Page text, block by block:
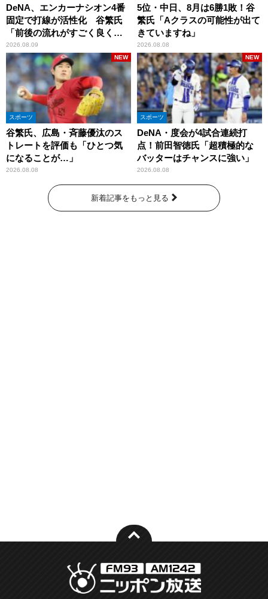
DeNA、エンカーナシオン4番
固定で打線が活性化 谷繁氏
「前後の流れがすごく良くな
りましたね」
2026.08.09
5位・中日、8月は6勝1敗！谷
繁氏「Aクラスの可能性が出て
きていますね」
2026.08.08
スポーツ
谷繁氏、広島・斉藤優汰のス
トレートを評価も「ひとつ気
になることが…」
2026.08.08
NEW
スポーツ
DeNA・度会が4試合連続打
点！前田智徳氏「超積極的な
バッターはチャンスに強い」
2026.08.08
NEW
新着記事をもっと見る